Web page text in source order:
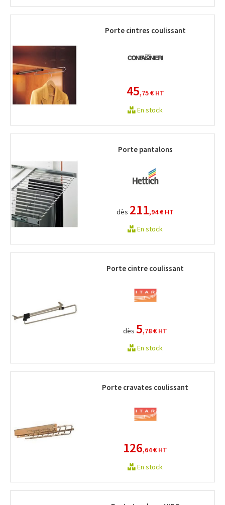
Porte cintres coulissant
45,75 €HT
En stock
Porte pantalons
dès 211,94 € HT
En stock
Porte cintre coulissant
dès5,78 € HT
En stock
Porte cravates coulissant
126,64 € HT
En stock